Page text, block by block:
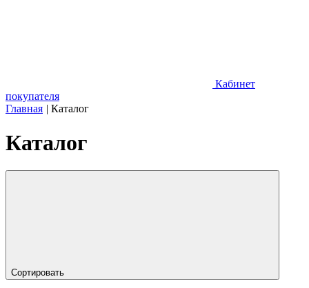
Кабинет
покупателя
Главная | Каталог
Каталог
Сортировать